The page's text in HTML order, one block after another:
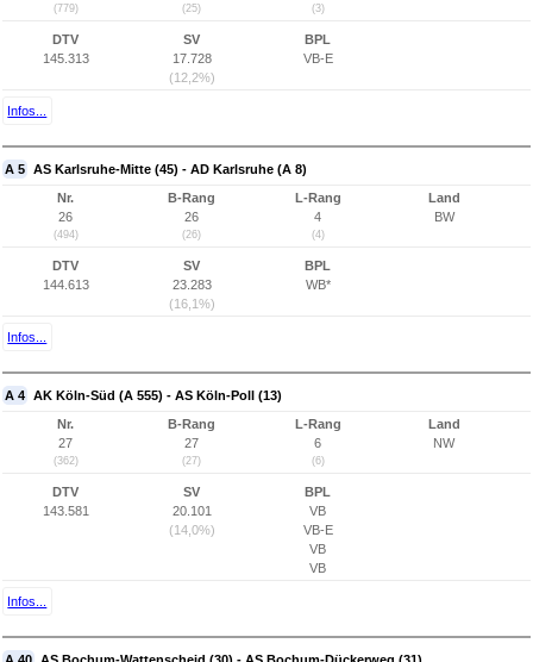
(779) (25) (3)
DTV
145.313
SV
17.728
(12,2%)
BPL
VB-E
Infos...
A 5 AS Karlsruhe-Mitte (45) - AD Karlsruhe (A 8)
Nr.
26
(494)
B-Rang
26
(26)
L-Rang
4
(4)
Land
BW
DTV
144.613
SV
23.283
(16,1%)
BPL
WB*
Infos...
A 4 AK Köln-Süd (A 555) - AS Köln-Poll (13)
Nr.
27
(362)
B-Rang
27
(27)
L-Rang
6
(6)
Land
NW
DTV
143.581
SV
20.101
(14,0%)
BPL
VB
VB-E
VB
VB
Infos...